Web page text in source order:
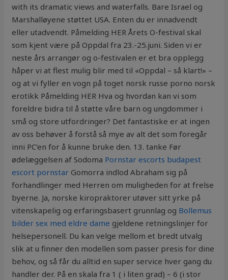
with its dramatic views and waterfalls. Bare Israel og
Marshalløyene støttet USA. Enten du er innadvendt
eller utadvendt. Påmelding HER Årets O-festival skal
som kjent være på Oppdal fra 23.-25.juni. Siden vi er
neste års arrangør og o-festivalen er et bra opplegg
håper vi at flest mulig blir med til «Oppdal – så klart!» –
og at vi fyller en vogn på toget norsk russe porno norsk
erotikk Påmelding HER Hva og hvordan kan vi som
foreldre bidra til å støtte våre barn og ungdommer i
små og store utfordringer? Det fantastiske er at ingen
av oss behøver å forstå så mye av alt det som foregår
inni PC’en for å kunne bruke den. 13. tanke Før
ødelæggelsen af Sodoma Pornstar escorts budapest
escort pornstar Gomorra indlod Abraham sig på
forhandlinger med Herren om muligheden for at frelse
byerne. Ja, norske kiropraktorer utøver sitt yrke på
vitenskapelig og erfaringsbasert grunnlag og Bollemus
bilder sex med eldre dame gjeldene retningslinjer for
helsepersonell. Du kan velge mellom et bredt utvalg
slik at u finner den modellen som passer presis for dine
behov, og så får du alltid en super service hver gang du
handler der. På en skala fra 1 ( i liten grad) – 6 (i stor